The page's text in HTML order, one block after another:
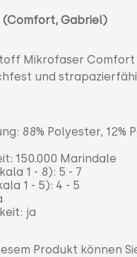
(Comfort, Gabriel)
Mikrofaser
und
88% Polyester,
150.000 Marindale
1 - 8): 5 - 7
1 - 5): 4 - 5
ja
Produkt können